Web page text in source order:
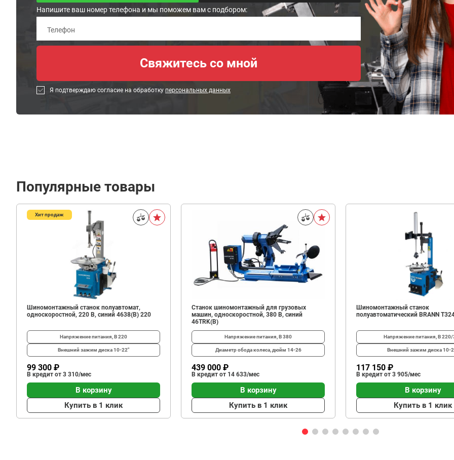
Напишите ваш номер телефона и мы поможем вам с подбором:
Я подтверждаю согласие на обработку персональных данных
Популярные товары
Хит продаж
Шиномонтажный станок полуавтомат,
односкоростной, 220 В, синий 4638(B) 220
Напряжение питания, В220
Внешний зажим диска10-22"
99 300 ₽
В кредит от 3 310/мес
В корзину
Купить в 1 клик
Станок шиномонтажный для грузовых
машин, односкоростной, 380 В, синий
46TRK(B)
Напряжение питания, В380
Диаметр обода колеса, дюйм 14-26
439 000 ₽
В кредит от 14 633/мес
В корзину
Купить в 1 клик
Шиномонтажный станок
полуавтоматический BRANN
Напряжение питания, В220/
Внешний зажим диска10-
117 150 ₽
В кредит от 3 905/мес
В корзину
Купить в 1 клик